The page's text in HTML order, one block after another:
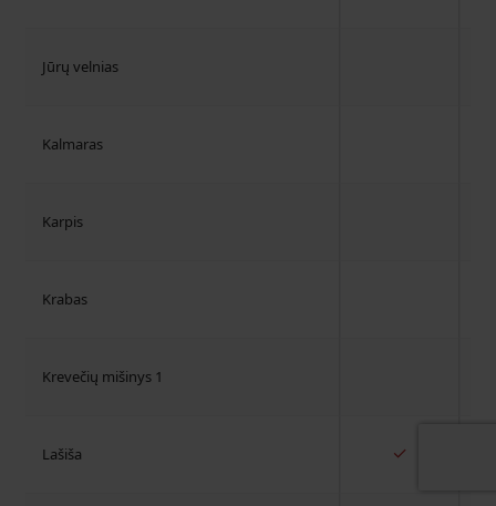
Jūrų velnias
Kalmaras
Karpis
Krabas
Krevečių mišinys 1
Lašiša ✓